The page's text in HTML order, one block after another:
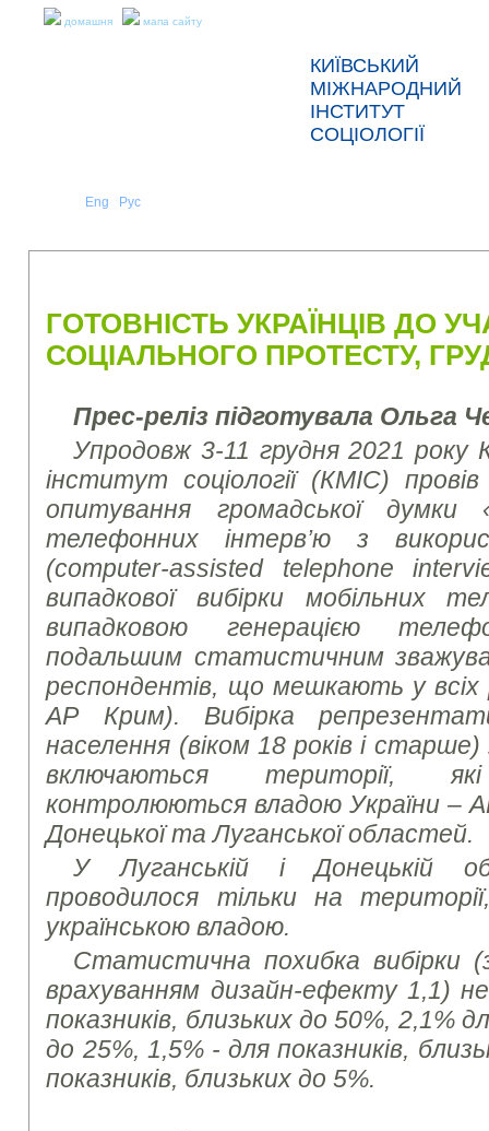
домашня мапа сайту
КИЇВСЬКИЙ
МІЖНАРОДНИЙ
ІНСТИТУТ
СОЦІОЛОГІЇ
Eng Рус
ГОТОВНІСТЬ УКРАЇНЦІВ ДО
СОЦІАЛЬНОГО ПРОТЕСТУ,
Прес-реліз підготувала Ольга
Упродовж 3-11 грудня 2021 року
інститут соціології (КМІС) провів
опитування громадської думки
телефонних інтерв’ю з
(computer-assisted telephone
випадкової вибірки мобільних
випадковою генерацією
подальшим статистичним
респондентів, що мешкають у всіх
АР Крим). Вибірка
населення (віком 18 років і старше)
включаються території,
контролюються владою України –
Донецької та Луганської областей.
У Луганській і Донецькій
проводилося тільки на
українською владою.
Статистична похибка вибірки
врахуванням дизайн-ефекту 1,1)
показників, близьких до 50%, 2,1%
до 25%, 1,5% - для показників,
показників, близьких до 5%.